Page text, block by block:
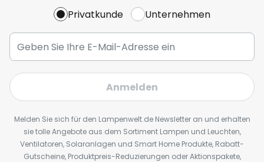
Privatkunde Unternehmen
Anmelden
Melden Sie sich für den Lampenwelt.de Newsletter an und erhalten
sie tolle Angebote aus dem Sortiment Lampen und Leuchten,
Ventilatoren, Solaranlagen und Smart Home Produkte, Rabatt-
Gutscheine, Produktpreis-Reduzierungen oder Aktionspakete,